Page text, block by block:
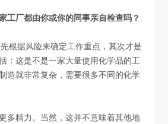
工厂都由你或你的同事亲自检查吗？
根据风险来确定工作重点，其次才是
：这是不是一家大量使用化学品的工
造就非常复杂，需要很多不同的化学
多精力。当然，这并不意味着其他地